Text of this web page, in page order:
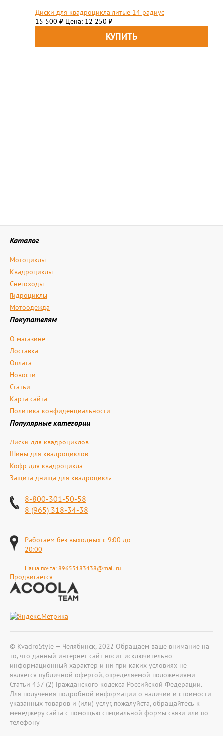
Диски для квадроцикла литые 14 радиус
15 500 ₽ Цена: 12 250 ₽
Каталог
Мотоциклы
Квадроциклы
Снегоходы
Гидроциклы
Мотоодежда
Покупателям
О магазине
Доставка
Оплата
Новости
Статьи
Карта сайта
Политика конфиденциальности
Популярные категории
Диски для квадроциклов
Шины для квадроциклов
Кофр для квадроцикла
Защита днища для квадроцикла
8-800-301-50-58
8 (965) 318-34-38
Работаем без выходных с 9:00 до
20:00
Наша почта: 89653183438@mail.ru
Продвигается
© KvadroStyle — Челябинск, 2022 Обращаем ваше внимание на
то, что данный интернет-сайт носит исключительно
информационный характер и ни при каких условиях не
является публичной офертой, определяемой положениями
Статьи 437 (2) Гражданского кодекса Российской Федерации.
Для получения подробной информации о наличии и стоимости
указанных товаров и (или) услуг, пожалуйста, обращайтесь к
менеджеру сайта с помощью специальной формы связи или по
телефону